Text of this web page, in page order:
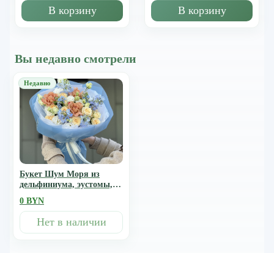
В корзину В корзину
Вы недавно смотрели
Букет Шум Моря из
дельфиниума, эустомы,
капучино, тринити
0 BYN
Нет в наличии